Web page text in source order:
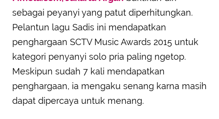
sebagai peyanyi yang patut diperhitungkan.
Pelantun lagu Sadis ini mendapatkan
penghargaan SCTV Music Awards 2015 untuk
kategori penyanyi solo pria paling ngetop.
Meskipun sudah 7 kali mendapatkan
penghargaan, ia mengaku senang karna masih
dapat dipercaya untuk menang.